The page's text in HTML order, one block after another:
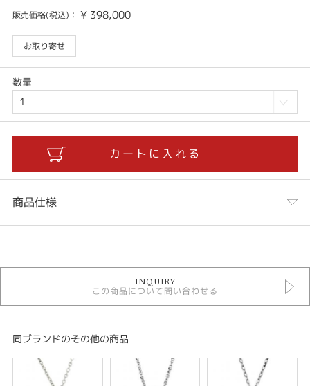
販売価格(税込)： ¥ 398,000
お取り寄せ
数量
商品仕様
1.0ct ラボグロウンダイヤモンドネックレス
と呼ばれる不純物を含まないピュアで美しい炭素の結晶として成長します。
ダイヤモンドです。
INQUIRY
この商品について問い合わせる
同ブランドのその他の商品